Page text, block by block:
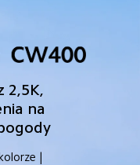
2,5K,
na
|